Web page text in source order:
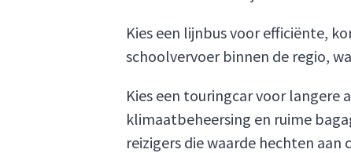
Kies een lijnbus voor efficiënte,
schoolvervoer binnen de regio,
Kies een touringcar voor
klimaatbeheersing en ruime
reizigers die waarde hechten aan